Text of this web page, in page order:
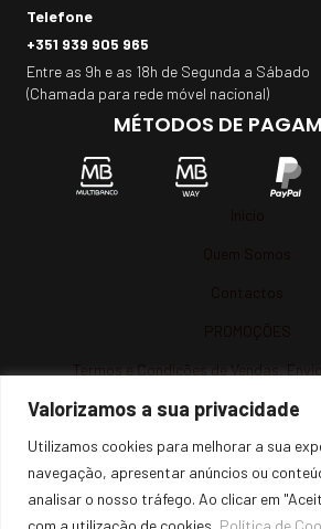
Valorizamos a sua privacidade
Utilizamos cookies para melhorar a sua
navegação, apresentar anúncios ou
analisar o nosso tráfego. Ao clicar em
com a utilização de cookies. Política de
Telefone
+351 939 905 965
Entre as 9h e as 18h de Segunda a Sábado
(Chamada para rede móvel nacional)
MÉTODOS DE
Termos e Condições de Vendas,
Termos e Condições
Política de
Resolução de Litígios